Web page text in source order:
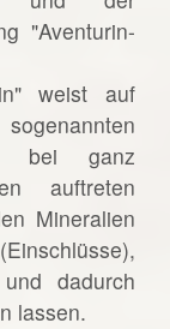
"Aventurin-
weist auf
bei ganz
auftreten
Mineralien
dadurch
lassen.